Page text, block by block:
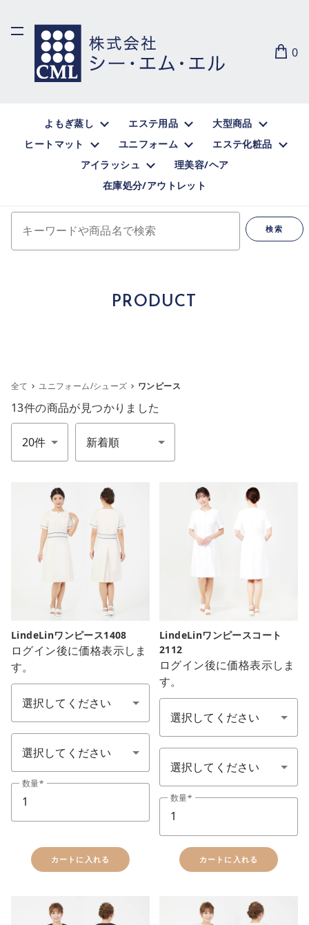
0
よもぎ蒸し エステ用品
大型商品
ヒートマット
ユニフォーム
エステ化粧品
アイラッシュ
理美容/ヘア
在庫処分/アウトレット
検索
PRODUCT
全て ユニフォーム/シューズ ワンピース
13件の商品が見つかりました
件数 並び順
LindeLinワンピース1408
ログイン後に価格表示しま
す。
色：1カラー
サイズ S-LL
数量
カートに入れる
LindeLinワンピースコート
2112
ログイン後に価格表示しま
す。
色
ワンピースコート
数量
カートに入れる